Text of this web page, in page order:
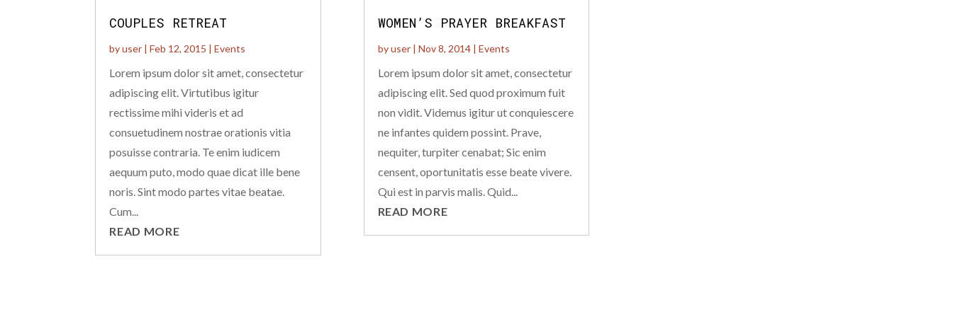
COUPLES RETREAT
byuser |Feb 12, 2015 |Events
Lorem ipsum dolor sit amet, consectetur
adipiscing elit. Virtutibus igitur
rectissime mihi videris et ad
consuetudinem nostrae orationis vitia
posuisse contraria. Te enim iudicem
aequum puto, modo quae dicat ille bene
noris. Sint modo partes vitae beatae.
Cum...
READ MORE
WOMEN’S PRAYER BREAKFAST
byuser| Nov 8, 2014| Events
Lorem ipsum dolor sit amet, consectetur
adipiscing elit. Sed quod proximum fuit
non vidit. Videmus igitur ut conquiescere
ne infantes quidem possint. Prave,
nequiter, turpiter cenabat; Sic enim
censent, oportunitatis esse beate vivere.
Qui est in parvis malis. Quid...
READ MORE